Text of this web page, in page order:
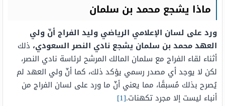
ماذا يشجع محمد بن سلمان
ورد على لسان الإعلامي الرياضي وليد الفراج أنّ ولي
العهد محمد بن سلمان يشجع نادي النصر السعودي، ذلك
أثناء لقاء الفراج مع سلمان المالك المرشح لرئاسة نادي النصر،
لكن لا يوجد أي مصدر رسمي يؤكد ذلك، كما أنّ ولي العهد لم
يُصرح بذلك مُسبقًا، مما يعني أنّ ما ورد على لسان الفراج من
أنباء ليست إلا مجرد تكهنات.[1]